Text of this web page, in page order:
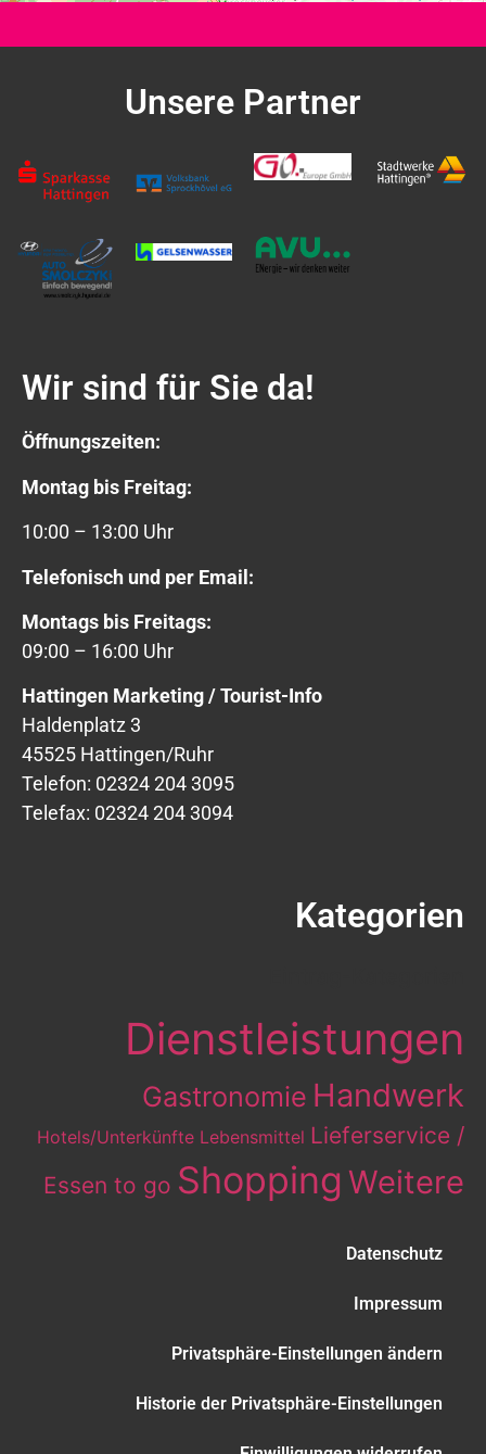
Unsere Partner
Wir sind für Sie da!
Öffnungszeiten:
Montag bis Freitag:
10:00 – 13:00 Uhr
Telefonisch und per Email:
Montags bis Freitags:
09:00 – 16:00 Uhr
Hattingen Marketing / Tourist-Info
Haldenplatz 3
45525 Hattingen/Ruhr
Telefon: 02324 204 3095
Telefax: 02324 204 3094
Kategorien
Dienstleistungen
Gastronomie Handwerk
Hotels/Unterkünfte Lebensmittel Lieferservice /
Essen to go Shopping Weitere
Datenschutz
Impressum
Privatsphäre-Einstellungen ändern
Historie der Privatsphäre-Einstellungen